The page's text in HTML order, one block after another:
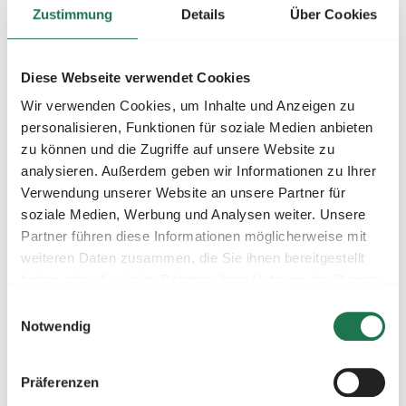
Zustimmung Details Über Cookies
Diese Webseite verwendet Cookies
Wir verwenden Cookies, um Inhalte und Anzeigen zu
personalisieren, Funktionen für soziale Medien anbieten
zu können und die Zugriffe auf unsere Website zu
analysieren. Außerdem geben wir Informationen zu Ihrer
Verwendung unserer Website an unsere Partner für
soziale Medien, Werbung und Analysen weiter. Unsere
Partner führen diese Informationen möglicherweise mit
weiteren Daten zusammen, die Sie ihnen bereitgestellt
Notwendig
Präferenzen
Stahlhersteller mit 428.000 Euro jährlicher Ersparnis
bis zu einem mittelständischen
Lebensmittelproduzenten in Niedersachsen.
So finden Sie Ihren optimalen Use Case
Mit einer einfachen Schritt-für-Schritt-Anleitung
können Sie anhand Ihres Lastgangs und Ihrer
Anwendungsfall für Ihr Unternehmen am besten
MiSpeL: Was die neue Regulierung für Sie